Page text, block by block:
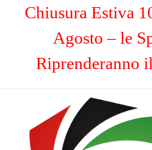
Chiusura Estiva
Agosto – le
Riprenderanno